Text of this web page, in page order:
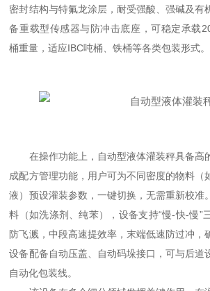
密封结构与特氟龙涂层，耐受强酸、强碱及有
备重载型传感器与防冲击底座，可稳定承载
桶重量，适应IBC吨桶、铁桶等各类包装形式。
在操作功能上，自动型液体灌装秤具备高
成配方管理功能，用户可为不同密度的物料（
液）预设灌装参数，一键切换，无需重新校准
料（如洗涤剂、纯苯），设备支持“慢-快-慢”
防飞溅，中段高速提效率，末端低速防过冲，
设备配备自动压盖、自动码垛接口，可与后道
自动化包装线。